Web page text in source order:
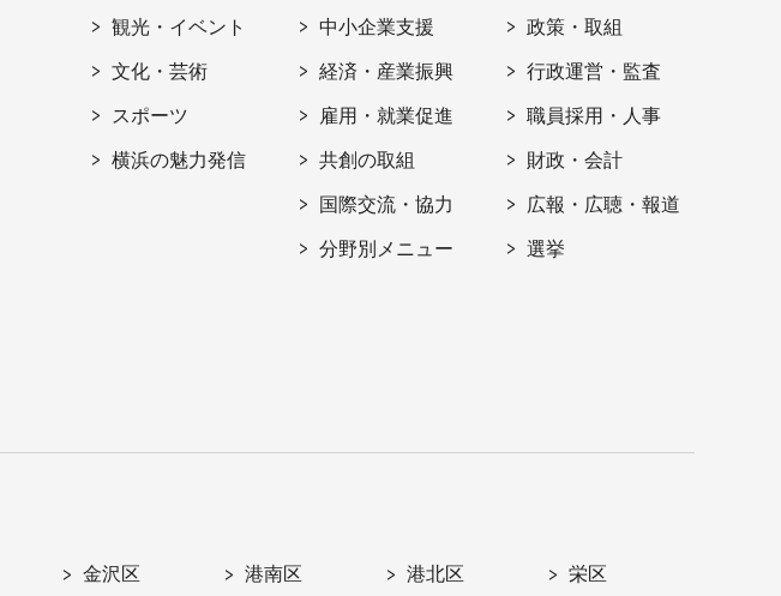
観光・イベント
文化・芸術
スポーツ
横浜の魅力発信
中小企業支援
経済・産業振興
雇用・就業促進
共創の取組
国際交流・協力
分野別メニュー
政策・取組
行政運営・監査
職員採用・人事
財政・会計
広報・広聴・報道
選挙
金沢区 港南区 港北区 栄区